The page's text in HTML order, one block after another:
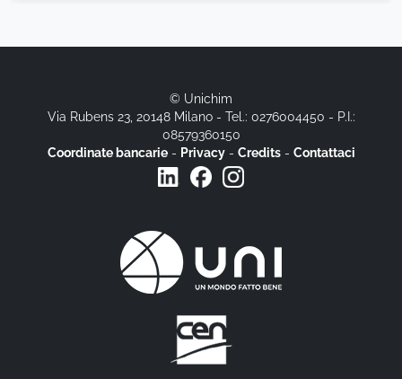
© Unichim
Via Rubens 23, 20148 Milano - Tel.: 0276004450 - P.I.:
08579360150
Coordinate bancarie- Privacy- Credits- Contattaci